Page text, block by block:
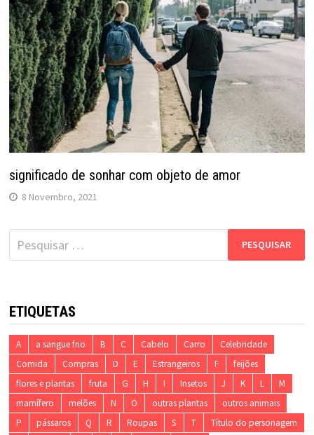
significado de sonhar com objeto de amor
8 Novembro, 2021
Pesquisar
por:
ETIQUETAS
A a sangue frio B C Cabelo Carro
Celebridade
Comida
Compras D E Estrangeiros F
feijões
flores e plantas
fruta G H I Insetos J K L
M
mamífero
melões N O outras plantas
outros animais
P
pássaros Q R Roupas S T
Título do personagem